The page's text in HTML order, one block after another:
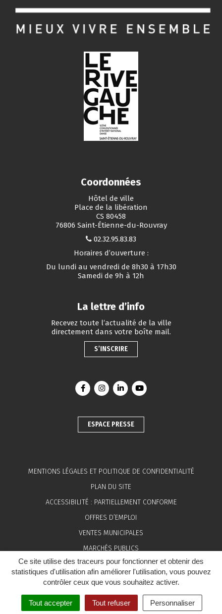
Ce site utilise des traceurs pour fonctionner et obtenir des
statistiques d'utilisation afin améliorer l'utilisation, vous pouvez
contrôler ceux que vous souhaitez activer.
Tout accepter Tout refuser Personnaliser
Coordonnées
Hôtel de ville
Place de la libération
CS 80458
76806 Saint-Étienne-du-Rouvray
02.32.95.83.83
Horaires d’ouverture :
Du lundi au vendredi de 8h30 à 17h30
Samedi de 9h à 12h
La lettre d’info
Recevez toute l’actualité de la ville
directement dans votre boîte mail.
S’INSCRIRE
Lien vers le compte Facebook
Lien vers le compte Instagram
Lien vers le compte Linkedin
Lien vers la chaîne
ESPACE PRESSE
MENTIONS LÉGALES ET POLITIQUE DE CONFIDENTIALITÉ
PLAN DU SITE
ACCESSIBILITÉ : PARTIELLEMENT CONFORME
OFFRES D’EMPLOI
VENTES MUNICIPALES
MARCHÉS PUBLICS
ESPACE PRESSE